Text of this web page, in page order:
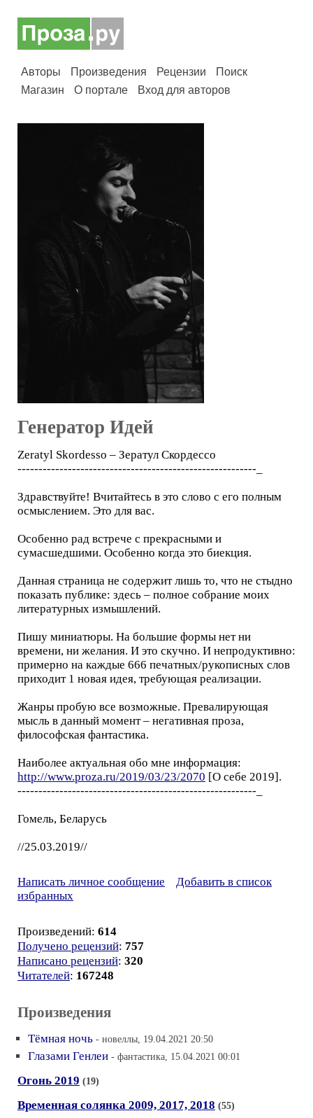
Авторы Произведения Рецензии
Поиск
Магазин
О портале Вход для авторов
Генератор Идей
Zeratyl Skordesso – Зератул Скордессо
---------------------------------------------------------_
Здравствуйте! Вчитайтесь в это слово с его полным
осмыслением. Это для вас.
Особенно рад встрече с прекрасными и
сумасшедшими. Особенно когда это биекция.
Данная страница не содержит лишь то, что не стыдно
показать публике: здесь – полное собрание моих
литературных измышлений.
Пишу миниатюры. На большие формы нет ни
времени, ни желания. И это скучно. И непродуктивно:
примерно на каждые 666 печатных/рукописных слов
приходит 1 новая идея, требующая реализации.
Жанры пробую все возможные. Превалирующая
мысль в данный момент – негативная проза,
философская фантастика.
Наиболее актуальная обо мне информация:
http://www.proza.ru/2019/03/23/2070 [О себе 2019].
---------------------------------------------------------_
Гомель, Беларусь
//25.03.2019//
Написать личное сообщение
Добавить в список
избранных
Произведений: 614
Получено рецензий: 757
Написано рецензий: 320
Читателей: 167248
Произведения
Тёмная ночь - новеллы, 19.04.2021 20:50
Глазами Генлеи - фантастика, 15.04.2021 00:01
Огонь 2019 (19)
Временная солянка 2009, 2017, 2018 (55)